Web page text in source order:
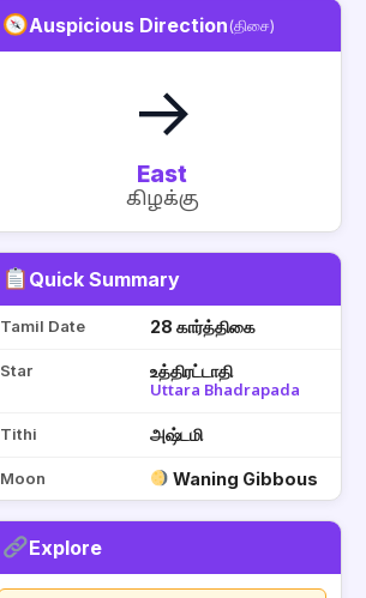
Auspicious Direction(திசை)
→
East
கிழக்கு
Quick Summary
Tamil Date 28 கார்த்திகை
Star உத்திரட்டாதி
Uttara Bhadrapada
Tithi அஷ்டமி
Moon Waning Gibbous
Explore